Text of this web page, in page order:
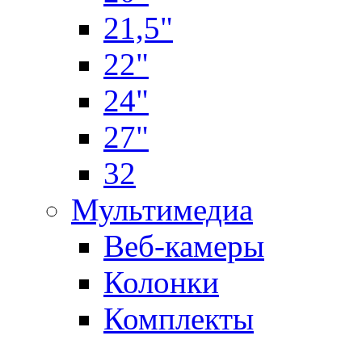
21,5"
22"
24"
27"
32
Мультимедиа
Веб-камеры
Колонки
Комплекты